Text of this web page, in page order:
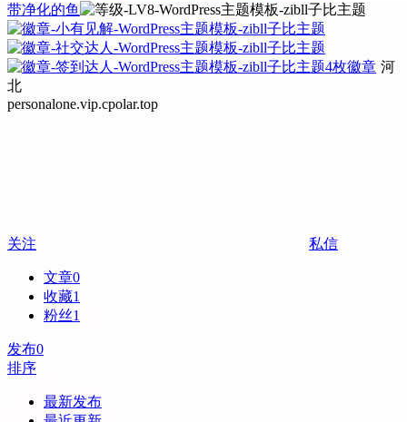
带净化的鱼
4枚徽章 河
北
personalone.vip.cpolar.top
关注 私信
文章0
收藏1
粉丝1
发布0
排序
最新发布